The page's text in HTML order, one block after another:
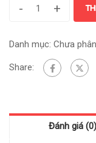
- +
Danh mục: Chưa
Share:
Đánh giá (0)